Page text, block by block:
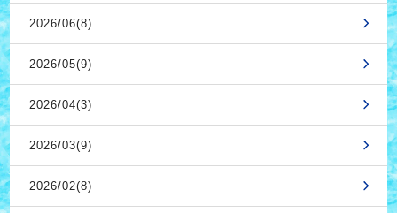
2026/06(8)
2026/05(9)
2026/04(3)
2026/03(9)
2026/02(8)